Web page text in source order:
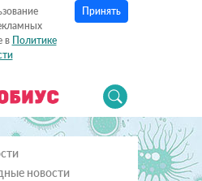
в Политике
Принять
новости